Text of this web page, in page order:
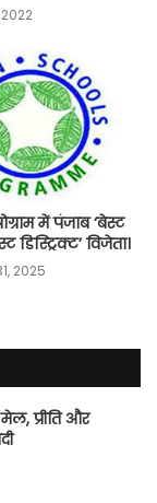
में पंजाब ‘बेस्ट
डिस्ट्रिक्ट’ विजेता।
2025
प्रीति और